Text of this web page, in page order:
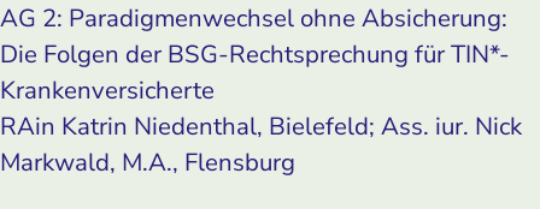
AG 2: Paradigmenwechsel ohne Absicherung:
Die Folgen der BSG-Rechtsprechung für TIN*-
Krankenversicherte
RAin Katrin Niedenthal, Bielefeld; Ass. iur. Nick
Markwald, M.A., Flensburg